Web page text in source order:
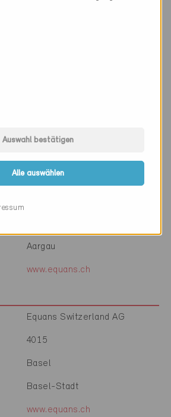
Equans Switzerland AG
Aargau
www.equans.ch
Equans Switzerland AG
4015
Basel
Basel-Stadt
www.equans.ch
Auswahl bestätigen
Alle auswählen